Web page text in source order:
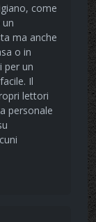
come
ma anche
o in
per un
Il
lettori
personale